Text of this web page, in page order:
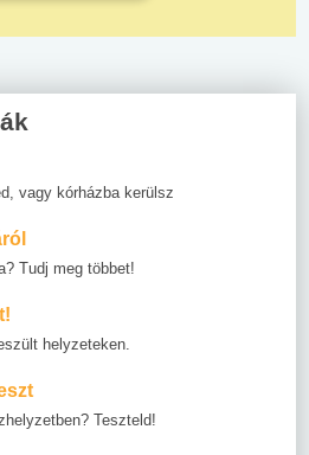
vagy kórházba kerülsz
Tudj meg többet!
helyzeteken.
Teszteld!